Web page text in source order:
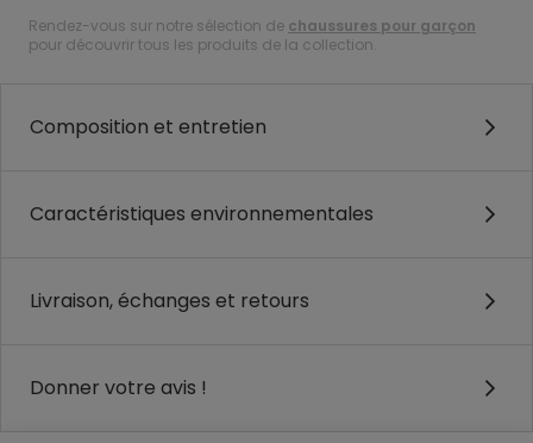
Rendez-vous sur notre sélection de chaussures pour garçon
pour découvrir tous les produits de la collection.
Composition et entretien
Caractéristiques environnementales
Livraison, échanges et retours
Donner votre avis !